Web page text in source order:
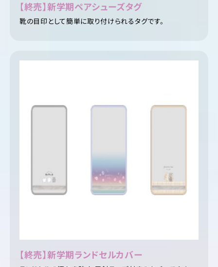
【終売】新学期ペアシューズタグ
靴の目印として簡単に取り付けられるタグです。
【終売】新学期ランドセルカバー